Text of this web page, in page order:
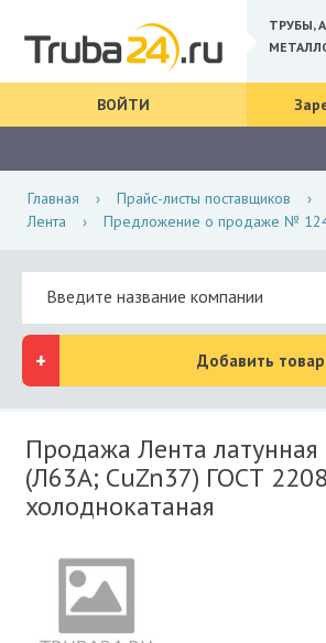
ТРУБЫ,
ВОЙТИ
Главная › Прайс-листы поставщиков ›
Лента
› Предложение о продаже №
Добавить товар
Продажа Лента
(Л63А; CuZn37) ГОСТ
холоднокатаная